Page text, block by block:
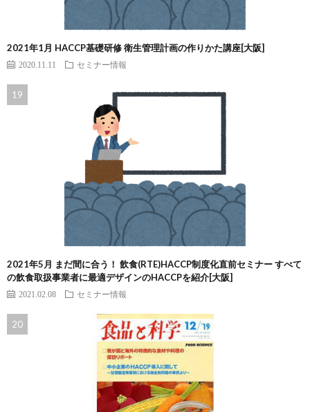
2021年1月 HACCP基礎研修 衛生管理計画の作りかた講座[大阪]
2020.11.11 セミナー情報
2021年5月 まだ間に合う！ 飲食(RTE)HACCP制度化直前セミナー すべて
の飲食取扱事業者に最適デザインのHACCPを紹介[大阪]
2021.02.08 セミナー情報